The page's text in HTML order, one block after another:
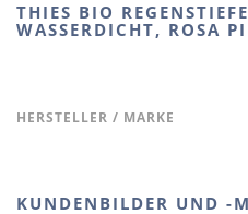
THIES BIO
WASSERDICHT, ROSA
HERSTELLER / MARKE
KUNDENBILDER UND -